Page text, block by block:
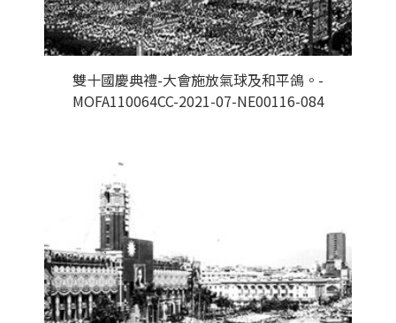
雙十國慶典禮-大會施放氣球及和平鴿。-
MOFA110064CC-2021-07-NE00116-084